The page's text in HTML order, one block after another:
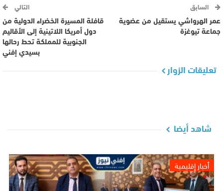
السابق
عمر الهرواشي يستقيل من عضوية
جماعة تيوغزة
التالي
قافلة المسيرة الخضراء الدولية من
دول أمريكا اللاتينية إلى الأقاليم
الجنوبية للمملكة تحط رحالها
بسيدي إفني
تعليقات الزوار
شاهد أيضا
أخبار إقليمية